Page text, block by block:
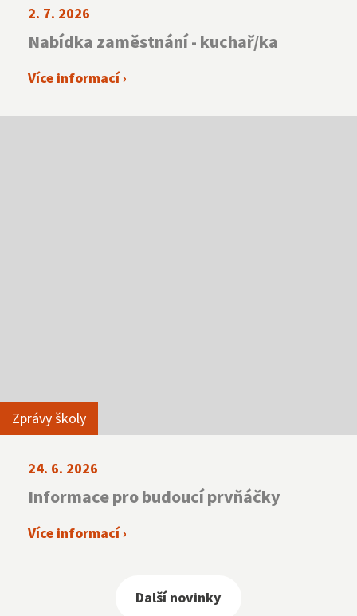
2. 7. 2026
Nabídka zaměstnání - kuchař/ka
Více informací ›
Zprávy školy
24. 6. 2026
Informace pro budoucí prvňáčky
Více informací ›
Další novinky